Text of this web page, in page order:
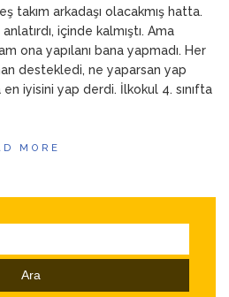
takım arkadaşı olacakmış hatta.
içinde kalmıştı. Ama
ona yapılanı bana yapmadı. Her
destekledi, ne yaparsan yap
en iyisini yap derdi. İlkokul 4. sınıfta
MORE